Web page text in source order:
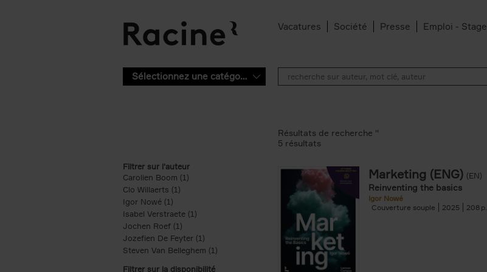
Vacatures Société Presse Emploi - Stage
Sélectionnez une catégorie
Filtrer sur l'auteur
Carolien Boom (1)
Clo Willaerts (1)
Igor Nowé (1)
Isabel Verstraete (1) Apply Isabel Verstraete filter
Jochen Roef (1)
Jozefien De Feyter (1) Apply Jozefien De Feyter filter
Steven Van Belleghem (1) Apply Steven Van Belleghem filter
Filtrer sur la disponibilité
Résultats de recherche ''
5 résultats
Marketing (ENG) (EN)
Reinventing the basics
Igor Nowé
Couverture souple
2025 208